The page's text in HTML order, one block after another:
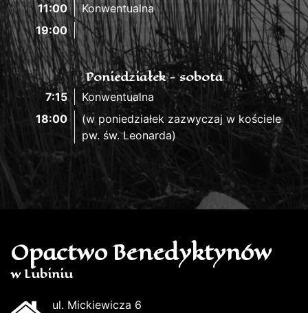
11:00
Konwentualna
19:00
Poniedziałek - sobota
7:15
Konwentualna
18:00
(w poniedziałek zazwyczaj w kościele
pw. św. Leonarda)
Opactwo Benedyktynów
w Lubiniu
ul. Mickiewicza 6